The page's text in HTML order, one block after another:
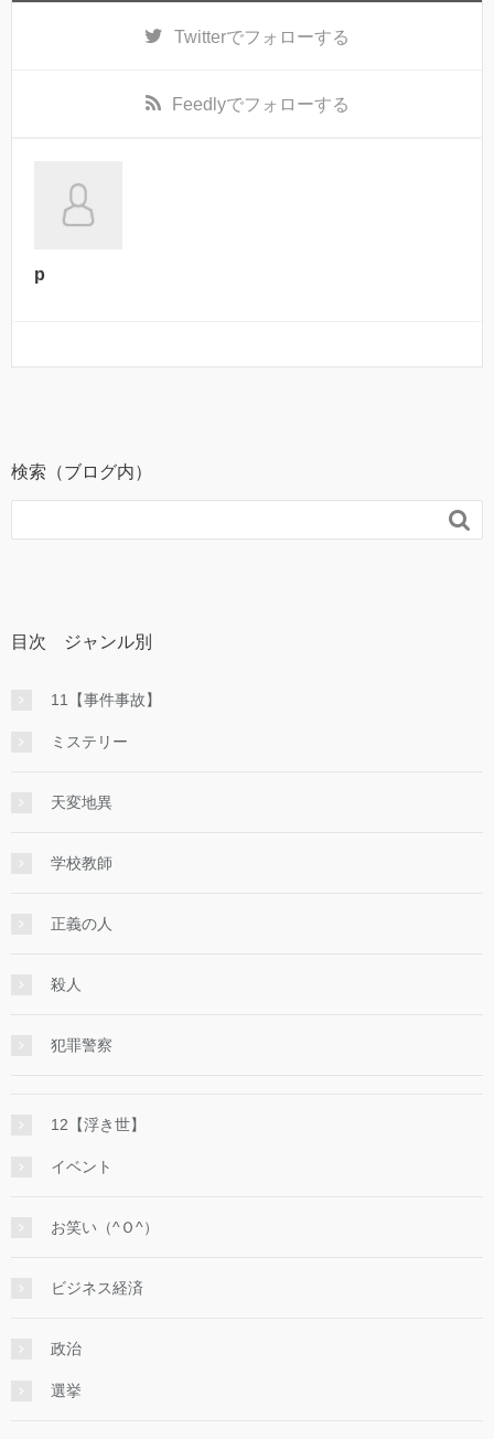
Twitterでフォローする
Feedlyでフォローする
p
検索（ブログ内）

目次 ジャンル別
11【事件事故】
ミステリー
天変地異
学校教師
正義の人
殺人
犯罪警察
12【浮き世】
イベント
お笑い（^Ｏ^）
ビジネス経済
政治
選挙